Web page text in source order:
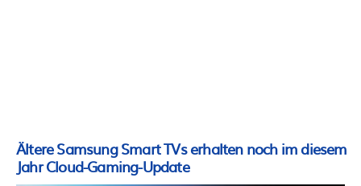
Ältere Samsung Smart TVs erhalten noch im diesem
Jahr Cloud-Gaming-Update